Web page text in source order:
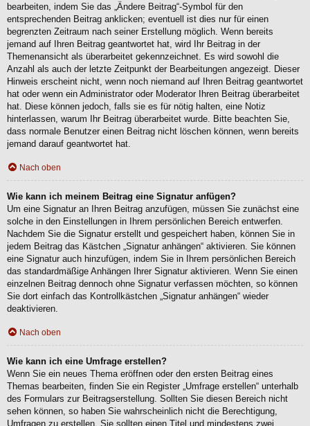
bearbeiten, indem Sie das „Ändere Beitrag“-Symbol für den
entsprechenden Beitrag anklicken; eventuell ist dies nur für einen
begrenzten Zeitraum nach seiner Erstellung möglich. Wenn bereits
jemand auf Ihren Beitrag geantwortet hat, wird Ihr Beitrag in der
Themenansicht als überarbeitet gekennzeichnet. Es wird sowohl die
Anzahl als auch der letzte Zeitpunkt der Bearbeitungen angezeigt. Dieser
Hinweis erscheint nicht, wenn noch niemand auf Ihren Beitrag geantwortet
hat oder wenn ein Administrator oder Moderator Ihren Beitrag überarbeitet
hat. Diese können jedoch, falls sie es für nötig halten, eine Notiz
hinterlassen, warum Ihr Beitrag überarbeitet wurde. Bitte beachten Sie,
dass normale Benutzer einen Beitrag nicht löschen können, wenn bereits
jemand darauf geantwortet hat.
Nach oben
Wie kann ich meinem Beitrag eine Signatur anfügen?
Um eine Signatur an Ihren Beitrag anzufügen, müssen Sie zunächst eine
solche in den Einstellungen in Ihrem persönlichen Bereich entwerfen.
Nachdem Sie die Signatur erstellt und gespeichert haben, können Sie in
jedem Beitrag das Kästchen „Signatur anhängen“ aktivieren. Sie können
eine Signatur auch hinzufügen, indem Sie in Ihrem persönlichen Bereich
das standardmäßige Anhängen Ihrer Signatur aktivieren. Wenn Sie einen
einzelnen Beitrag dennoch ohne Signatur verfassen möchten, so können
Sie dort einfach das Kontrollkästchen „Signatur anhängen“ wieder
deaktivieren.
Nach oben
Wie kann ich eine Umfrage erstellen?
Wenn Sie ein neues Thema eröffnen oder den ersten Beitrag eines
Themas bearbeiten, finden Sie ein Register „Umfrage erstellen“ unterhalb
des Formulars zur Beitragserstellung. Sollten Sie diesen Bereich nicht
sehen können, so haben Sie wahrscheinlich nicht die Berechtigung,
Umfragen zu erstellen. Sie sollten einen Titel und mindestens zwei